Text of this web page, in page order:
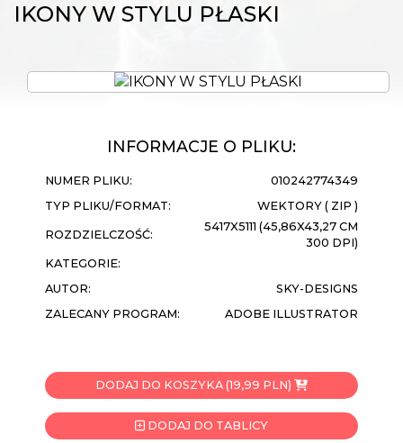
IKONY W STYLU PŁASKI
INFORMACJE O PLIKU:
NUMER PLIKU:
010242774349
TYP PLIKU/FORMAT:
WEKTORY ( ZIP )
ROZDZIELCZOŚĆ:
5417X5111 (45,86X43,27 CM
300 DPI)
KATEGORIE:
AUTOR:
SKY-DESIGNS
ZALECANY PROGRAM:
ADOBE ILLUSTRATOR
DODAJ DO KOSZYKA (19,99 PLN)
DODAJ DO TABLICY